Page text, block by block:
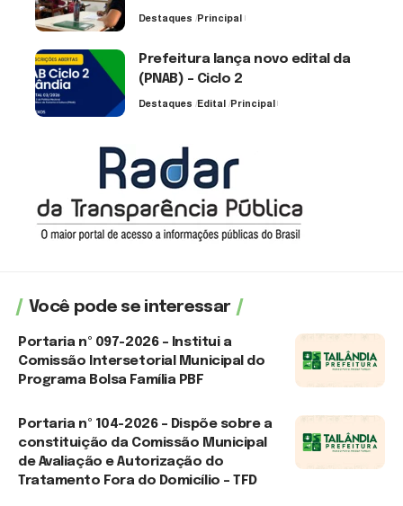
Destaques Principal
Prefeitura lança novo edital da
(PNAB) – Ciclo 2
Destaques Edital Principal
Você pode se interessar
Portaria nº 097-2026 – Institui a
Comissão Intersetorial Municipal do
Programa Bolsa Família PBF
Portaria nº 104-2026 – Dispõe sobre a
constituição da Comissão Municipal
de Avaliação e Autorização do
Tratamento Fora do Domicílio – TFD